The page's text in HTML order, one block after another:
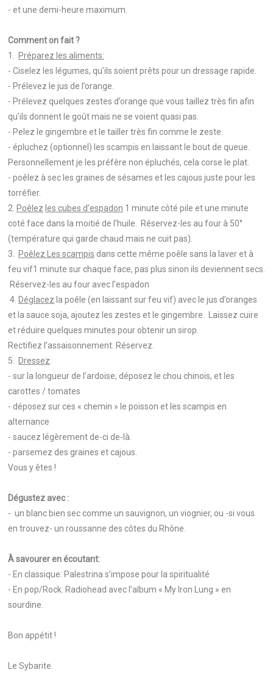
- et une demi-heure maximum.
Comment on fait ?
1.
Préparez les aliments:
- Ciselez les légumes, qu’ils soient prêts pour un dressage rapide.
- Prélevez le jus de l’orange.
- Prélevez quelques zestes d’orange que vous taillez très fin afin
qu’ils donnent le goût mais ne se voient quasi pas.
- Pelez le gingembre et le tailler très fin comme le zeste.
- épluchez (optionnel) les scampis en laissant le bout de queue.
Personnellement je les préfère non épluchés, cela corse le plat.
- poêlez à sec les graines de sésames et les cajous juste pour les
torréfier.
2. Poêlez les cubes d’espadon 1 minute côté pile et une minute
coté face dans la moitié de l’huile. Réservez-les au four à 50°
(température qui garde chaud mais ne cuit pas).
3.
Poêlez Les scampis dans cette même poêle sans la laver et à
feu vif1 minute sur chaque face, pas plus sinon ils deviennent secs.
Réservez-les au four avec l’espadon
4. Déglacez la poêle (en laissant sur feu vif) avec le jus d’oranges
et la sauce soja, ajoutez les zestes et le gingembre. Laissez cuire
et réduire quelques minutes pour obtenir un sirop.
Rectifiez l’assaisonnement. Réservez.
5.
Dressez:
- sur la longueur de l’ardoise, déposez le chou chinois, et les
carottes / tomates
- déposez sur ces « chemin » le poisson et les scampis en
alternance
- saucez légèrement de-ci de-là.
- parsemez des graines et cajous.
Vous y êtes !
Dégustez avec :
- un blanc bien sec comme un sauvignon, un viognier, ou -si vous
en trouvez- un roussanne des côtes du Rhône.
À savourer en écoutant:
- En classique: Palestrina s’impose pour la spiritualité
- En pop/Rock: Radiohead avec l’album « My Iron Lung » en
sourdine.
Bon appétit !
Le Sybarite.